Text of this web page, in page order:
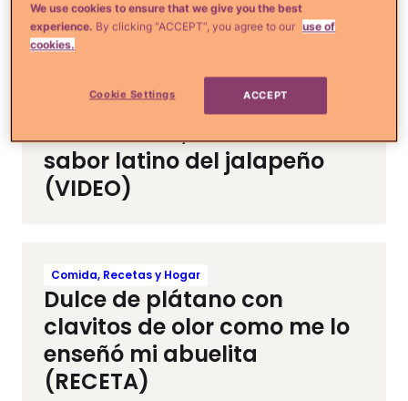
poblanos
Pan de maíz, delicioso con el
sabor latino del jalapeño
(VIDEO)
Comida, Recetas y Hogar
Dulce de plátano con
clavitos de olor como me lo
enseñó mi abuelita
(RECETA)
We use cookies to ensure that we give you the best
experience. By clicking “ACCEPT”, you agree to our use of
cookies.
Cookie Settings ACCEPT